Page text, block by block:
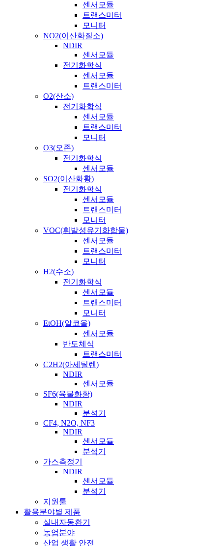
센서모듈
트랜스미터
모니터
NO2(이산화질소)
NDIR
센서모듈
전기화학식
센서모듈
트랜스미터
O2(산소)
전기화학식
센서모듈
트랜스미터
모니터
O3(오존)
전기화학식
센서모듈
SO2(이산화황)
전기화학식
센서모듈
트랜스미터
모니터
VOC(휘발성유기화합물)
센서모듈
트랜스미터
모니터
H2(수소)
전기화학식
센서모듈
트랜스미터
모니터
EtOH(알코올)
센서모듈
반도체식
트랜스미터
C2H2(아세틸렌)
NDIR
센서모듈
SF6(육불화황)
NDIR
분석기
CF4, N2O, NF3
NDIR
센서모듈
분석기
가스측정기
NDIR
센서모듈
분석기
지원툴
활용분야별 제품
실내자동환기
농업분야
산업 생활 안전